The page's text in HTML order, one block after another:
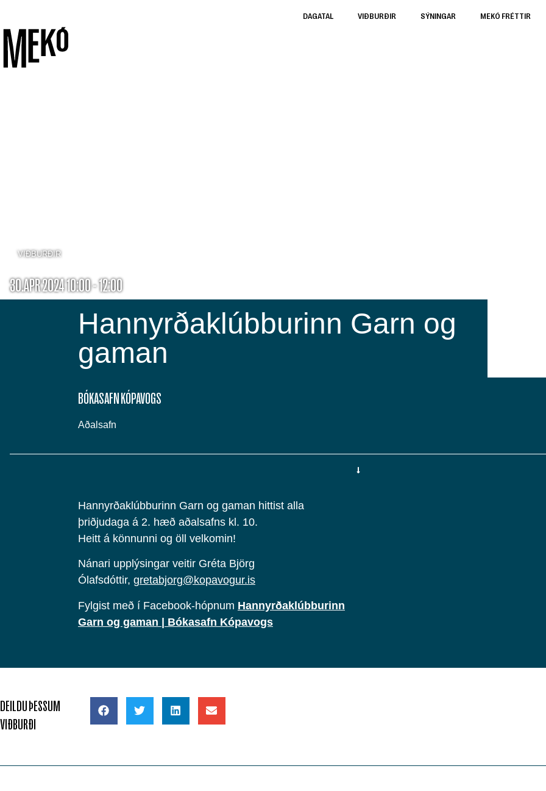
DAGATAL VIÐBURÐIR SÝNINGAR MEKÓ FRÉTTIR
VIÐBURÐIR
30.APR 2024 10:00 - 12:00
Hannyrðaklúbburinn Garn og
gaman
BÓKASAFN KÓPAVOGS
Aðalsafn
Hannyrðaklúbburinn Garn og gaman hittist alla
þriðjudaga á 2. hæð aðalsafns kl. 10.
Heitt á könnunni og öll velkomin!
Nánari upplýsingar veitir Gréta Björg
Ólafsdóttir, gretabjorg@kopavogur.is
Fylgist með í Facebook-hópnum Hannyrðaklúbburinn
Garn og gaman | Bókasafn Kópavogs
DEILDU ÞESSUM
VIÐBURÐI